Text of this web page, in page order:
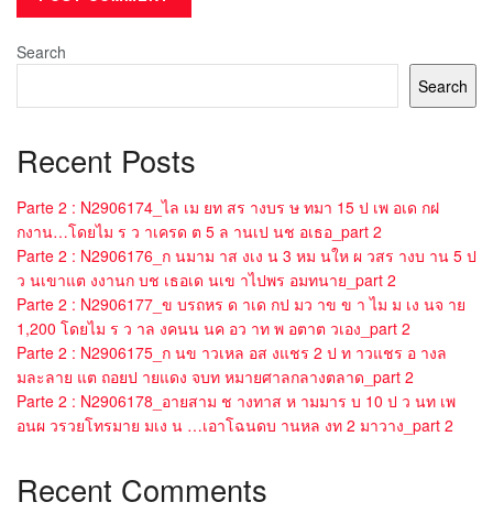
Search
Search
Recent Posts
Parte 2 : N2906174_ไล เม ยท สร างบร ษ ทมา 15 ป เพ อเด กฝ
กงาน…โดยไม ร ว าเครด ต 5 ล านเป นช อเธอ_part 2
Parte 2 : N2906176_ก นมาม าส งเง น 3 หม นให ผ วสร างบ าน 5 ป
ว นเขาแต งงานก บช เธอเด นเข าไปพร อมทนาย_part 2
Parte 2 : N2906177_ข บรถหร ด าเด กป มว าข ข า ไม ม เง นจ าย
1,200 โดยไม ร ว าล งคนน นค อว าท พ อตาต วเอง_part 2
Parte 2 : N2906175_ก นข าวเหล อส งแชร 2 ป ท าวแชร อ างล
มละลาย แต ถอยป ายแดง จบท หมายศาลกลางตลาด_part 2
Parte 2 : N2906178_อายสาม ช างทาส ห ามมาร บ 10 ป ว นท เพ
อนผ วรวยโทรมาย มเง น …เอาโฉนดบ านหล งท 2 มาวาง_part 2
Recent Comments